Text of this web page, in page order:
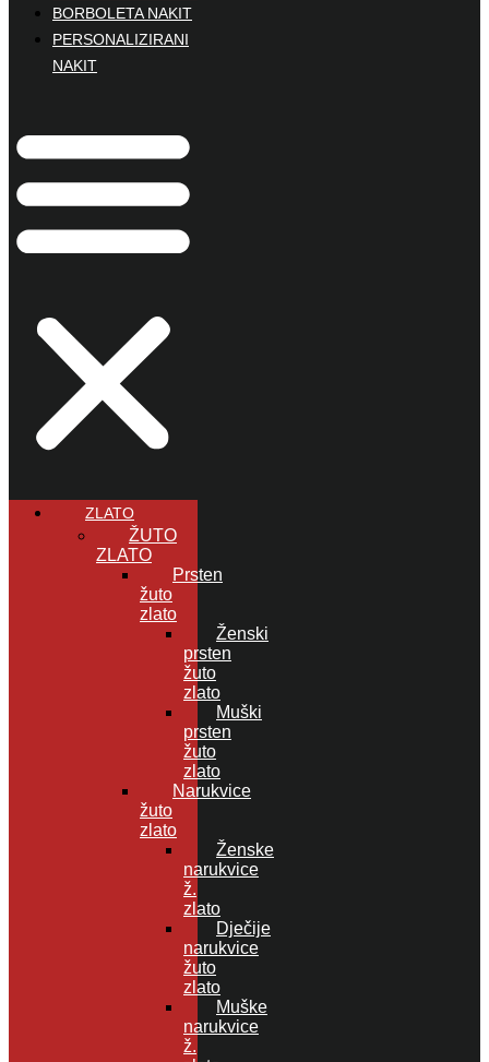
BORBOLETA NAKIT
PERSONALIZIRANI
NAKIT
ZLATO
ŽUTO
ZLATO
Prsten
žuto
zlato
Ženski
prsten
žuto
zlato
Muški
prsten
žuto
zlato
Narukvice
žuto
zlato
Ženske
narukvice
ž.
zlato
Dječije
narukvice
žuto
zlato
Muške
narukvice
ž.